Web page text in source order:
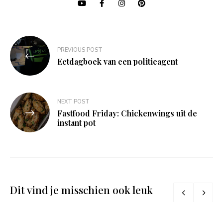
Bericht
navigatie
PREVIOUS POST
Eetdagboek van een politieagent
NEXT POST
Fastfood Friday: Chickenwings uit de
instant pot
Dit vind je misschien ook leuk